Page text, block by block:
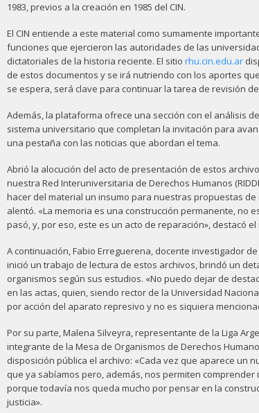
1983, previos a la creación en 1985 del CIN.
El CIN entiende a este material como sumamente
funciones que ejercieron las autoridades de las
dictatoriales de la historia reciente. El sitio rhu.cin.edu.ar
de estos documentos y se irá nutriendo con los aportes
se espera, será clave para continuar la tarea de revisión
Además, la plataforma ofrece una sección con el análisis
sistema universitario que completan la invitación para
una pestaña con las noticias que abordan el tema.
Abrió la alocución del acto de presentación de estos
nuestra Red Interuniversitaria de Derechos Humanos
hacer del material un insumo para nuestras propuestas
alentó. «La memoria es una construcción permanente, no
pasó, y, por eso, este es un acto de reparación», destacó el
A continuación, Fabio Erreguerena, docente investigador
inició un trabajo de lectura de estos archivos, brindó un
organismos según sus estudios. «No puedo dejar de
en las actas, quien, siendo rector de la Universidad
por acción del aparato represivo y no es siquiera
Por su parte, Malena Silveyra, representante de la Liga
integrante de la Mesa de Organismos de Derechos
disposición pública el archivo: «Cada vez que aparece un
que ya sabíamos pero, además, nos permiten
porque todavía nos queda mucho por pensar en la
justicia».